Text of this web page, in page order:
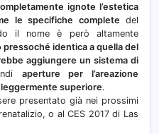
ignote l’estetica
le specifiche complete del
il nome è però altamente
pressoché identica a quella del
aggiungere un sistema di
aperture per l’areazione
superiore.
presentato già nei prossimi
o al CES 2017 di Las